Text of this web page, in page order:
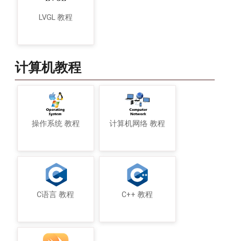
LVGL 教程
计算机教程
操作系统 教程 计算机网络 教程
C语言 教程 C++ 教程